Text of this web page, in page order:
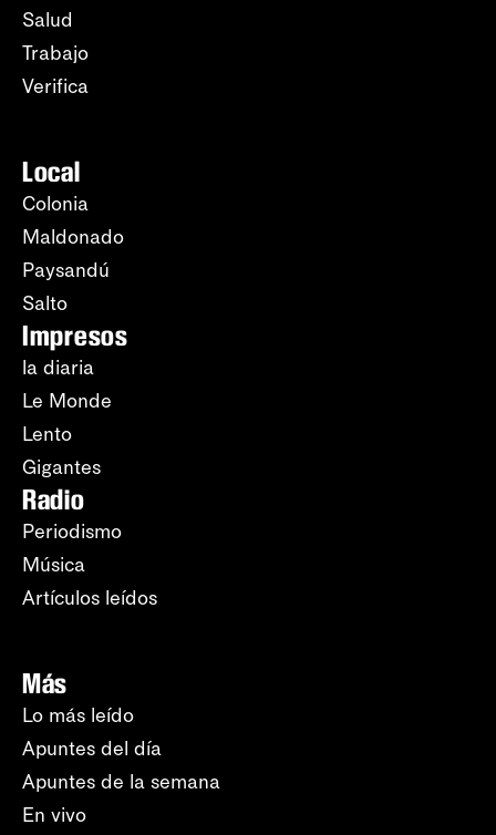
Salud
Trabajo
Verifica
Local
Colonia
Maldonado
Paysandú
Salto
Impresos
la diaria
Le Monde
Lento
Gigantes
Radio
Periodismo
Música
Artículos leídos
Más
Lo más leído
Apuntes del día
Apuntes de la semana
En vivo